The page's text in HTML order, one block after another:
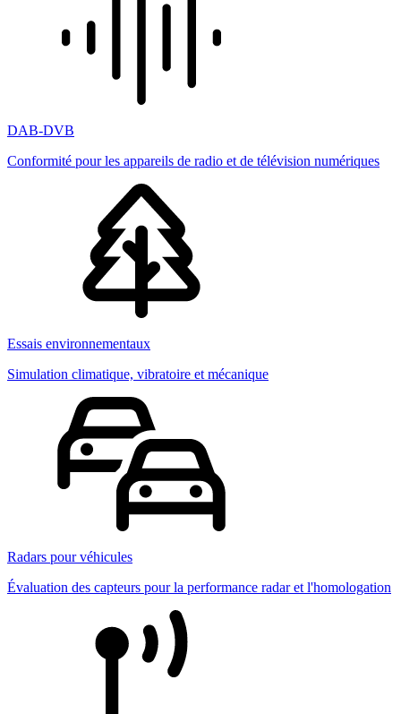
DAB-DVB
Conformité pour les appareils de radio et de télévision numériques
Essais environnementaux
Simulation climatique, vibratoire et mécanique
Radars pour véhicules
Évaluation des capteurs pour la performance radar et l'homologation